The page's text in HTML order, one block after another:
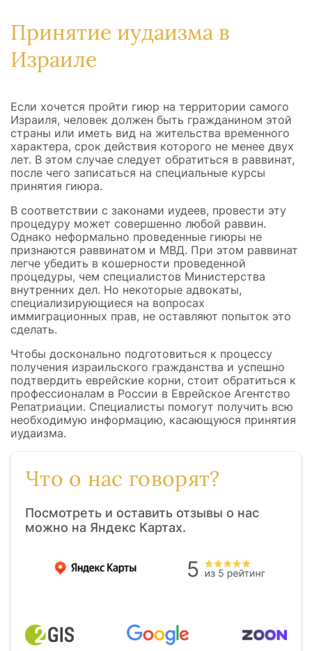
Принятие иудаизма в
Израиле
Если хочется пройти гиюр на территории самого
Израиля, человек должен быть гражданином этой
страны или иметь вид на жительства временного
характера, срок действия которого не менее двух
лет. В этом случае следует обратиться в раввинат,
после чего записаться на специальные курсы
принятия гиюра.
В соответствии с законами иудеев, провести эту
процедуру может совершенно любой раввин.
Однако неформально проведенные гиюры не
признаются раввинатом и МВД. При этом раввинат
легче убедить в кошерности проведенной
процедуры, чем специалистов Министерства
внутренних дел. Но некоторые адвокаты,
специализирующиеся на вопросах
иммиграционных прав, не оставляют попыток это
сделать.
Чтобы досконально подготовиться к процессу
получения израильского гражданства и успешно
подтвердить еврейские корни, стоит обратиться к
профессионалам в России в Еврейское Агентство
Репатриации. Специалисты помогут получить всю
необходимую информацию, касающуюся принятия
иудаизма.
Что о нас говорят?
Посмотреть и оставить отзывы о нас
можно на Яндекс Картах.